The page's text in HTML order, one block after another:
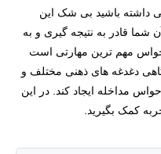
داشته باشید بی شک این
قادر به نتیجه گیری و به
حواس مهم ترین مهارتی است
دغدغه های ذهنی مختلف و
مداخله ایجاد کند. در این
کمک بگیرید.